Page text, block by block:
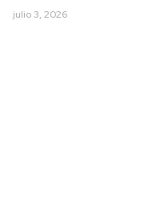
julio 3, 2026